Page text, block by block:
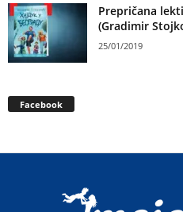
Prepričana
(Gradimir
25/01/2019
Facebook